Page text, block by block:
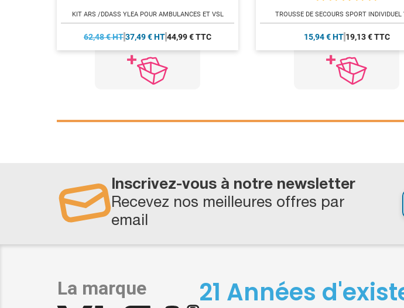
KIT ARS /DDASS YLEA POUR AMBULANCES ET VSL
62,48 € HT37,49 € HT44,99 € TTC
TROUSSE DE SECOURS SPORT INDIVIDUEL
15,94 € HT 19,13 € TTC
Inscrivez-vous à notre newsletter
Recevez nos meilleures offres par
email
21 Années